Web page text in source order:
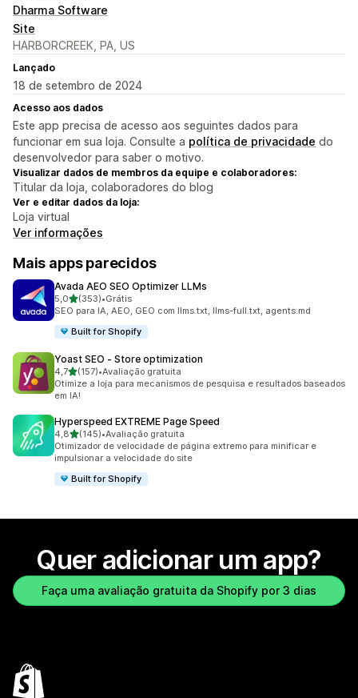
Dharma Software
Site
HARBORCREEK, PA, US
Lançado
18 de setembro de 2024
Acesso aos dados
Este app precisa de acesso aos seguintes dados para
funcionar em sua loja. Consulte a política de privacidade do
desenvolvedor para saber o motivo.
Visualizar dados de membros da equipe e colaboradores:
Titular da loja, colaboradores do blog
Ver e editar dados da loja:
Loja virtual
Ver informações
Mais apps parecidos
Avada AEO SEO Optimizer LLMs
5,0de 5 estrelas
(353)
353 avaliações ao todo
•Grátis
SEO para IA, AEO, GEO com llms.txt, llms-full.txt, agents.md
Built for Shopify
Yoast SEO ‑ Store optimization
4,7de 5 estrelas
(157)
157 avaliações ao todo
•Avaliação gratuita
Otimize a loja para mecanismos de pesquisa e resultados baseados
em IA!
Hyperspeed EXTREME Page Speed
4,8de 5 estrelas
(145)
145 avaliações ao todo
•Avaliação gratuita
Otimizador de velocidade de página extremo para minificar e
impulsionar a velocidade do site
Built for Shopify
Quer adicionar um app?
Faça uma avaliação gratuita da Shopify por 3 dias